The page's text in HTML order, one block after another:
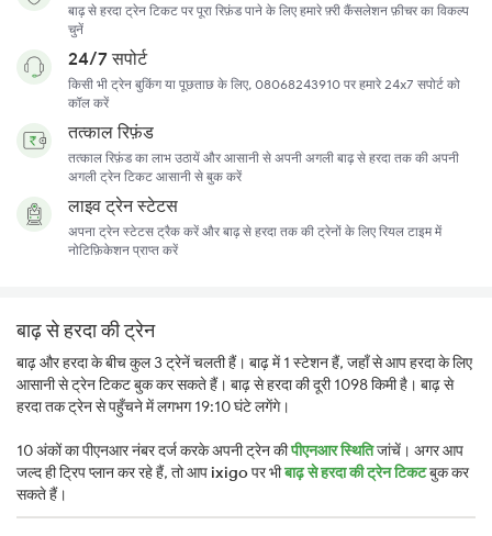
बाढ़ से हरदा ट्रेन टिकट पर पूरा रिफ़ंड पाने के लिए हमारे फ़्री कैंसलेशन फ़ीचर का विकल्प
चुनें
24/7 सपोर्ट
किसी भी ट्रेन बुकिंग या पूछताछ के लिए, 08068243910 पर हमारे 24x7 सपोर्ट को
कॉल करें
तत्काल रिफ़ंड
तत्काल रिफ़ंड का लाभ उठायें और आसानी से अपनी अगली बाढ़ से हरदा तक की अपनी
अगली ट्रेन टिकट आसानी से बुक करें
लाइव ट्रेन स्टेटस
अपना ट्रेन स्टेटस ट्रैक करें और बाढ़ से हरदा तक की ट्रेनों के लिए रियल टाइम में
नोटिफ़िकेशन प्राप्त करें
बाढ़ से हरदा की ट्रेन
बाढ़ और हरदा के बीच कुल 3 ट्रेनें चलती हैं। बाढ़ में 1 स्टेशन हैं, जहाँ से आप हरदा के लिए
आसानी से ट्रेन टिकट बुक कर सकते हैं। बाढ़ से हरदा की दूरी 1098 किमी है। बाढ़ से
हरदा तक ट्रेन से पहुँचने में लगभग 19:10 घंटे लगेंगे।
10 अंकों का पीएनआर नंबर दर्ज करके अपनी ट्रेन कीपीएनआर स्थितिजांचें। अगर आप
जल्द ही ट्रिप प्लान कर रहे हैं, तो आपixigoपर भीबाढ़ से हरदा की ट्रेन टिकटबुक कर
सकते हैं।